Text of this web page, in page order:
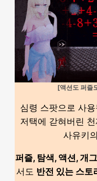
[액션도 퍼즐
심령 스팟으로 사
저택에 갇혀버린
사유키
퍼즐, 탐색, 액션, 개
서도 반전 있는 스토